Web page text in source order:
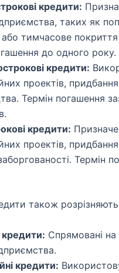
кредити:
таких як
тимчасове
до одного року.
кредити:
проектів,
Термін погашення
кредити:
проектів,
також
Спрямовані на
кредити: